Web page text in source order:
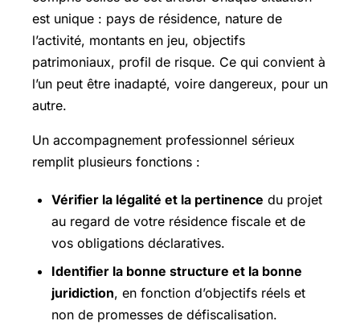
est unique : pays de résidence, nature de
l’activité, montants en jeu, objectifs
patrimoniaux, profil de risque. Ce qui convient à
l’un peut être inadapté, voire dangereux, pour un
autre.
Un accompagnement professionnel sérieux
remplit plusieurs fonctions :
Vérifier la légalité et la pertinence du projet
au regard de votre résidence fiscale et de
vos obligations déclaratives.
Identifier la bonne structure et la bonne
juridiction, en fonction d’objectifs réels et
non de promesses de défiscalisation.